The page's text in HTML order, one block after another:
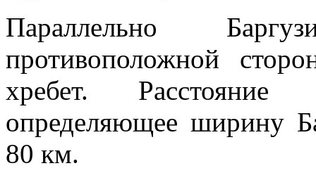
Параллельно
противоположной
хребет.
определяющее ширину
80 км.